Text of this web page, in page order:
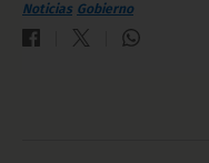
Noticias Gobierno